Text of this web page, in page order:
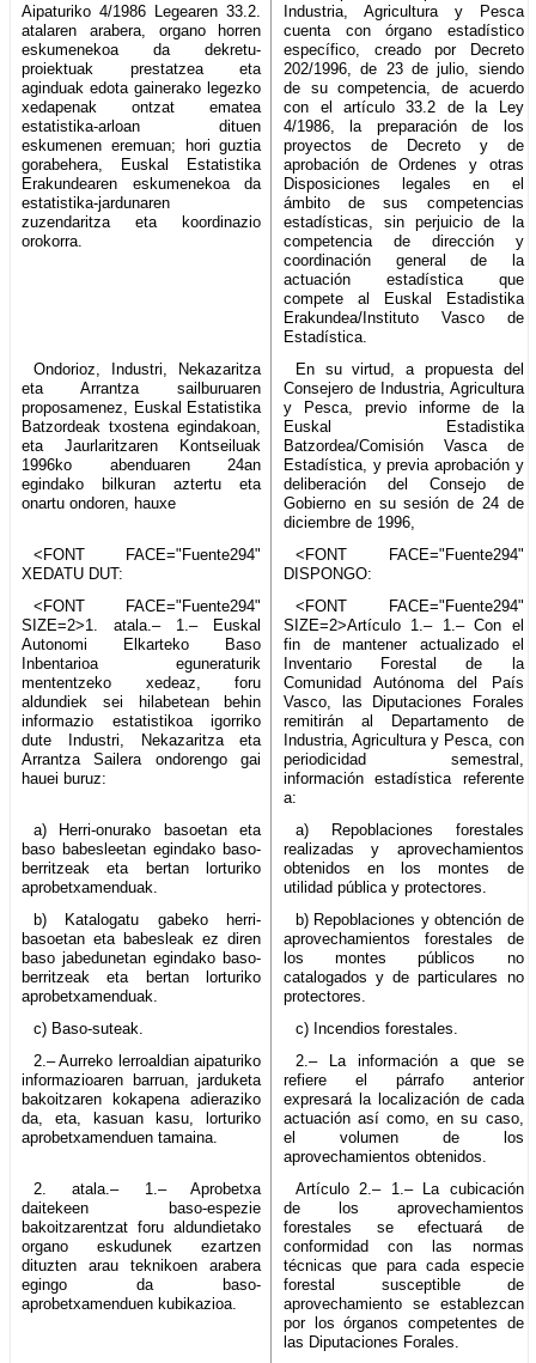
Aipaturiko 4/1986 Legearen 33.2.
atalaren arabera, organo horren
eskumenekoa da dekretu-
proiektuak prestatzea eta
aginduak edota gainerako legezko
xedapenak ontzat ematea
estatistika-arloan dituen
eskumenen eremuan; hori guztia
gorabehera, Euskal Estatistika
Erakundearen eskumenekoa da
estatistika-jardunaren
zuzendaritza eta koordinazio
orokorra.
Industria, Agricultura y Pesca
cuenta con órgano estadístico
específico, creado por Decreto
202/1996, de 23 de julio, siendo
de su competencia, de acuerdo
con el artículo 33.2 de la Ley
4/1986, la preparación de los
proyectos de Decreto y de
aprobación de Ordenes y otras
Disposiciones legales en el
ámbito de sus competencias
estadísticas, sin perjuicio de la
competencia de dirección y
coordinación general de la
actuación estadística que
compete al Euskal Estadistika
Erakundea/Instituto Vasco de
Estadística.
Ondorioz, Industri, Nekazaritza
eta Arrantza sailburuaren
proposamenez, Euskal Estatistika
Batzordeak txostena egindakoan,
eta Jaurlaritzaren Kontseiluak
1996ko abenduaren 24an
egindako bilkuran aztertu eta
onartu ondoren, hauxe
En su virtud, a propuesta del
Consejero de Industria, Agricultura
y Pesca, previo informe de la
Euskal Estadistika
Batzordea/Comisión Vasca de
Estadística, y previa aprobación y
deliberación del Consejo de
Gobierno en su sesión de 24 de
diciembre de 1996,
<FONT FACE="Fuente294"
XEDATU DUT:
<FONT FACE="Fuente294"
DISPONGO:
<FONT FACE="Fuente294"
SIZE=2>1. atala.– 1.– Euskal
Autonomi Elkarteko Baso
Inbentarioa eguneraturik
mententzeko xedeaz, foru
aldundiek sei hilabetean behin
informazio estatistikoa igorriko
dute Industri, Nekazaritza eta
Arrantza Sailera ondorengo gai
hauei buruz:
<FONT FACE="Fuente294"
SIZE=2>Artículo 1.– 1.– Con el
fin de mantener actualizado el
Inventario Forestal de la
Comunidad Autónoma del País
Vasco, las Diputaciones Forales
remitirán al Departamento de
Industria, Agricultura y Pesca, con
periodicidad semestral,
información estadística referente
a:
a) Herri-onurako basoetan eta
baso babesleetan egindako baso-
berritzeak eta bertan lorturiko
aprobetxamenduak.
a) Repoblaciones forestales
realizadas y aprovechamientos
obtenidos en los montes de
utilidad pública y protectores.
b) Katalogatu gabeko herri-
basoetan eta babesleak ez diren
baso jabedunetan egindako baso-
berritzeak eta bertan lorturiko
aprobetxamenduak.
b) Repoblaciones y obtención de
aprovechamientos forestales de
los montes públicos no
catalogados y de particulares no
protectores.
c) Baso-suteak.
c) Incendios forestales.
2.– Aurreko lerroaldian aipaturiko
informazioaren barruan, jarduketa
bakoitzaren kokapena adieraziko
da, eta, kasuan kasu, lorturiko
aprobetxamenduen tamaina.
2.– La información a que se
refiere el párrafo anterior
expresará la localización de cada
actuación así como, en su caso,
el volumen de los
aprovechamientos obtenidos.
2. atala.– 1.– Aprobetxa
daitekeen baso-espezie
bakoitzarentzat foru aldundietako
organo eskudunek ezartzen
dituzten arau teknikoen arabera
egingo da baso-
aprobetxamenduen kubikazioa.
Artículo 2.– 1.– La cubicación
de los aprovechamientos
forestales se efectuará de
conformidad con las normas
técnicas que para cada especie
forestal susceptible de
aprovechamiento se establezcan
por los órganos competentes de
las Diputaciones Forales.